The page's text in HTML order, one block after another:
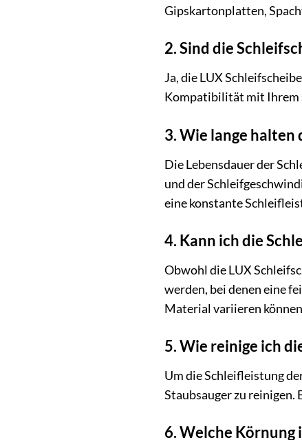
Gipskartonplatten,
2. Sind die
Ja, die LUX
Kompatibilität mit Ihrem
3. Wie lange halten
Die Lebensdauer der
und der
eine konstante
4. Kann ich die
Obwohl die LUX
werden, bei denen eine
Material variieren
5. Wie reinige ich
Um die Schleifleistung
Staubsauger zu reinigen.
6. Welche Körnung